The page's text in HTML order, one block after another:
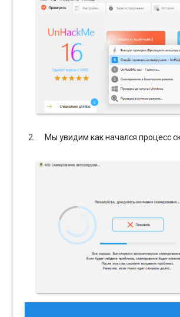
Мы увидим как начался процесс